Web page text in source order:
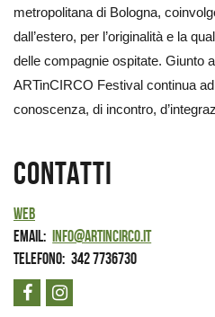
metropolitana di Bologna,
dall’estero, per l’originalità e la
delle compagnie ospitate. Giunto
ARTinCIRCO Festival continua
conoscenza, di incontro,
Contatti
Web
Email info@artincirco.it
Telefono 342 7736730